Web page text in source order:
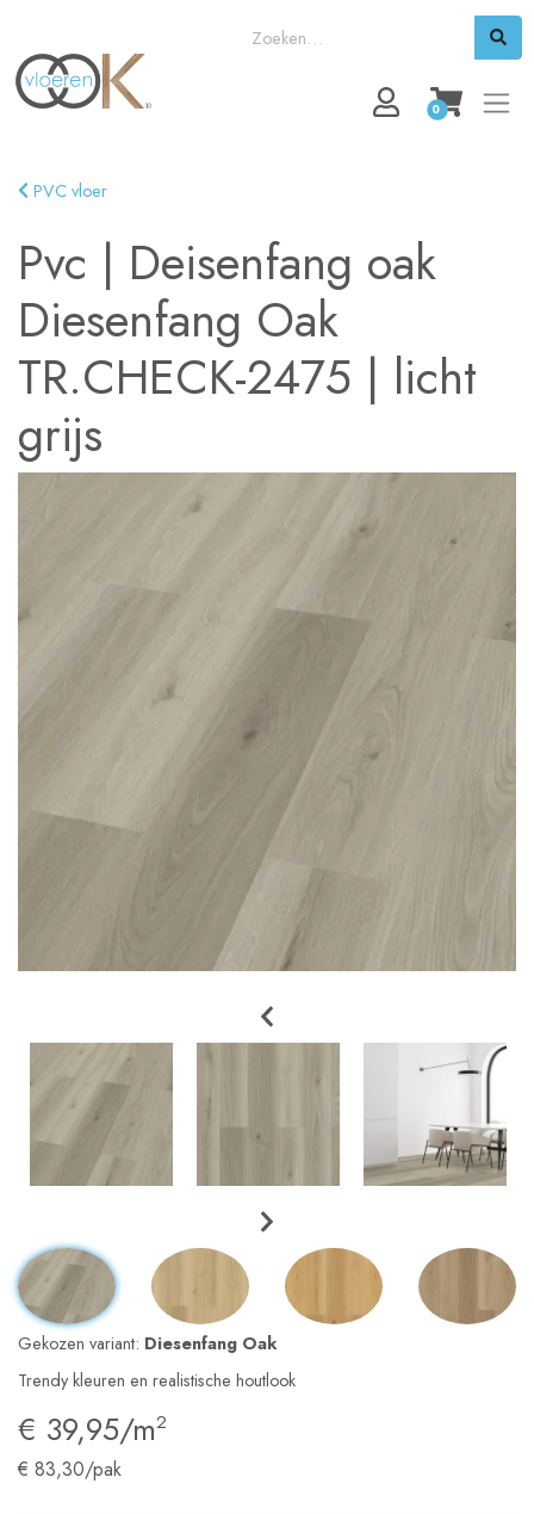
0
PVC vloer
Pvc | Deisenfang oak
Diesenfang Oak
TR.CHECK-2475 | licht
grijs
Gekozen variant: Diesenfang Oak
Trendy kleuren en realistische houtlook
€ 39,95/m2
€ 83,30/pak